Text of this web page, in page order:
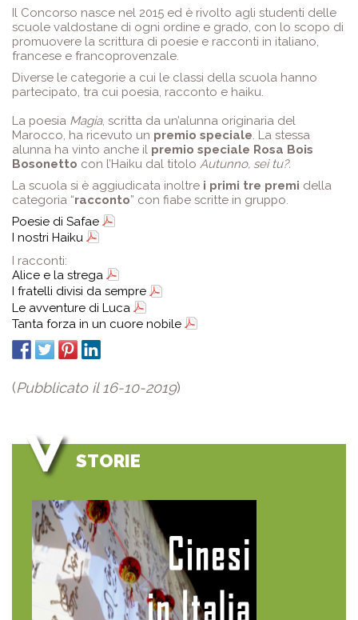
Il Concorso nasce nel 2015 ed è rivolto agli studenti delle
scuole valdostane di ogni ordine e grado, con lo scopo di
promuovere la scrittura di poesie e racconti in italiano,
francese e francoprovenzale.
Diverse le categorie a cui le classi della scuola hanno
partecipato, tra cui poesia, racconto e haiku.
La poesia Magia, scritta da un’alunna originaria del
Marocco, ha ricevuto un premio speciale. La stessa
alunna ha vinto anche il premio speciale Rosa Bois
Bosonetto con l’Haiku dal titolo Autunno, sei tu?.
La scuola si è aggiudicata inoltre i primi tre premi della
categoria “racconto” con fiabe scritte in gruppo.
Poesie di Safae
I nostri Haiku
I racconti:
Alice e la strega
I fratelli divisi da sempre
Le avventure di Luca
Tanta forza in un cuore nobile
(Pubblicato il 16-10-2019)
STORIE